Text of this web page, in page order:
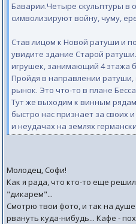
Баварии.Четыре скульптуры в
символизируют войну, чуму,
Став лицом к Новой ратуши и
увидите здание Старой
игрушек, занимающий 4 этажа
Пройдя в направлении
рынок. Это что-то в плане
Тут же выходим к винным
быстро нас признает за своих
и неудачах на землях
Молодец, Софи!
Как я рада, что кто-то еще
"дикарем"...
Смотрю твои фото, и так на душе
рвануть куда-нибудь... Кафе -